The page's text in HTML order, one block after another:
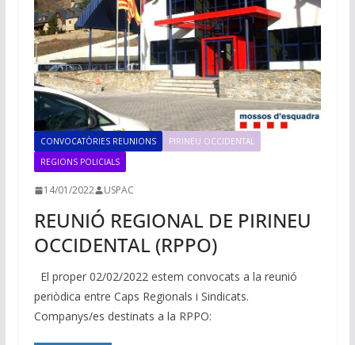
CONVOCATÒRIES REUNIONS
PIRINEU OCCIDENTAL
REGIONS POLICIALS
14/01/2022 USPAC
REUNIÓ REGIONAL DE PIRINEU
OCCIDENTAL (RPPO)
El proper 02/02/2022 estem convocats a la reunió
periòdica entre Caps Regionals i Sindicats.
Companys/es destinats a la RPPO: